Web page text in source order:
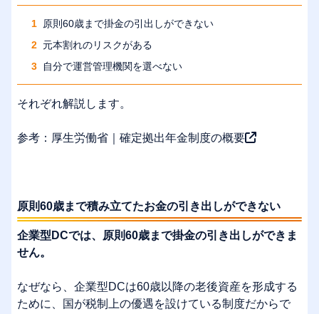
原則60歳まで掛金の引出しができない
元本割れのリスクがある
自分で運営管理機関を選べない
それぞれ解説します。
参考： 厚生労働省｜確定拠出年金制度の概要
原則60歳まで積み立てたお金の引き出しができない
企業型DCでは、原則60歳まで掛金の引き出しができま
せん。
なぜなら、企業型DCは60歳以降の老後資産を形成する
ために、国が税制上の優遇を設けている制度だからで